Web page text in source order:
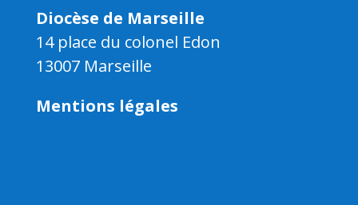
Diocèse de Marseille
14 place du colonel Edon
13007 Marseille
Mentions légales